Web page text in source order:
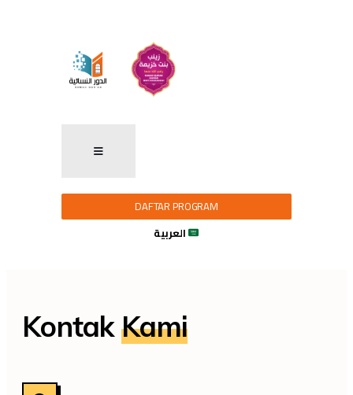
DAFTAR PROGRAM
KontakKami